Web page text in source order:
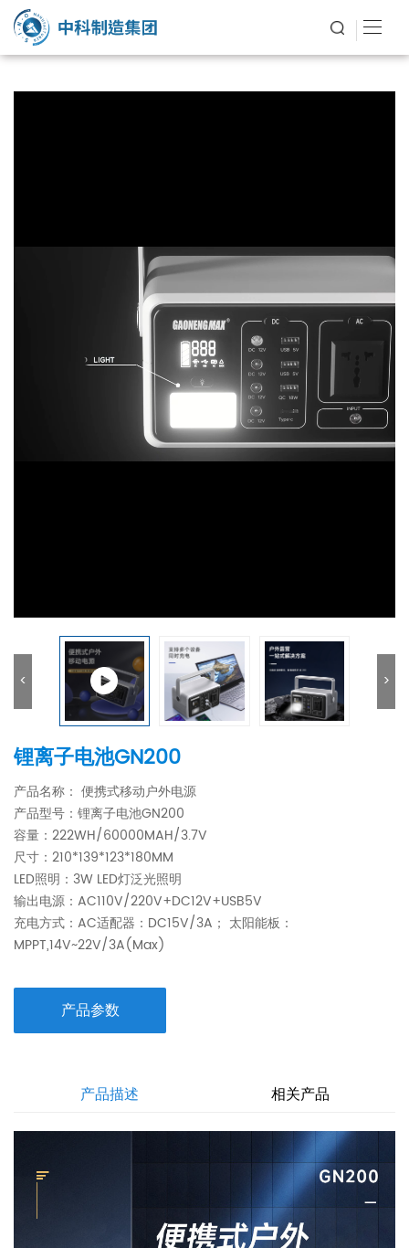
>
<
锂离子电池GN200
产品名称： 便携式移动户外电源
产品型号：锂离子电池GN200
容量：222WH/60000MAH/3.7V
尺寸：210*139*123*180MM
LED照明：3W LED灯泛光照明
输出电源：AC110V/220V+DC12V+USB5V
充电方式：AC适配器：DC15V/3A； 太阳能板：
MPPT,14V~22V/3A(Max)
产品参数
产品描述 相关产品